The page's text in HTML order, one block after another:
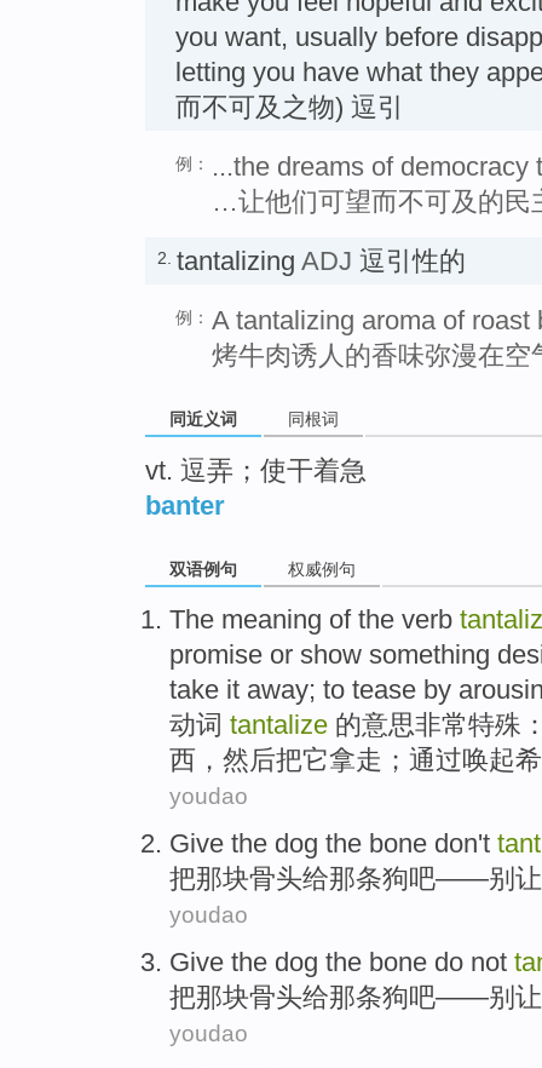
you want, usually before
letting you have what they
而不可及之物) 逗引
例：
...the dreams of
…让他们可望而不可及的民
2. tantalizing ADJ 逗引性的
例： A tantalizing aroma of roast
烤牛肉诱人的香味弥漫在空
同近义词 同根词
vt. 逗弄；使干着急
banter
双语例句 权威例句
The meaning ofthe verb
promise or show something
take it away; to tease by
动词 tantalize 的意思非常特殊
西 ， 然后把它拿走 ； 通过唤起
youdao
Give the dog the bone don't
把那块骨头给那条狗吧——别
youdao
Give the dog the bone do not
把那块骨头给那条狗吧——别让
youdao